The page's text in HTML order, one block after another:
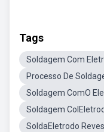
Tags
Soldagem Com
Processo De
Soldagem ComO
Soldagem
SoldaEletrodo